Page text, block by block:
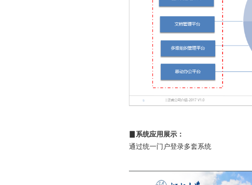
▊系统应用展示：
通过统一门户登录多套系统